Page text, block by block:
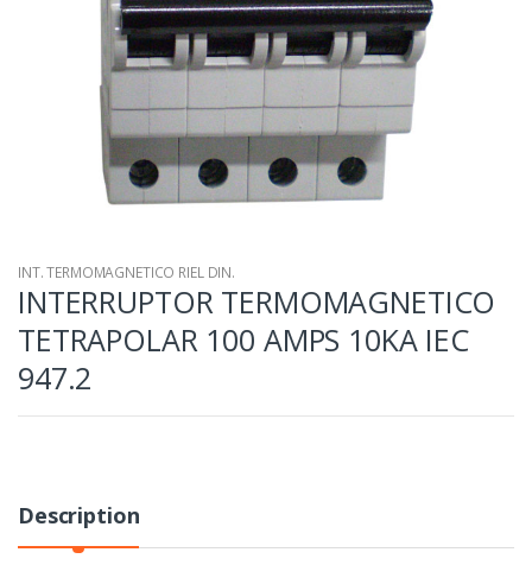
INT. TERMOMAGNETICO RIEL DIN.
INTERRUPTOR TERMOMAGNETICO
TETRAPOLAR 100 AMPS 10KA IEC
947.2
Description